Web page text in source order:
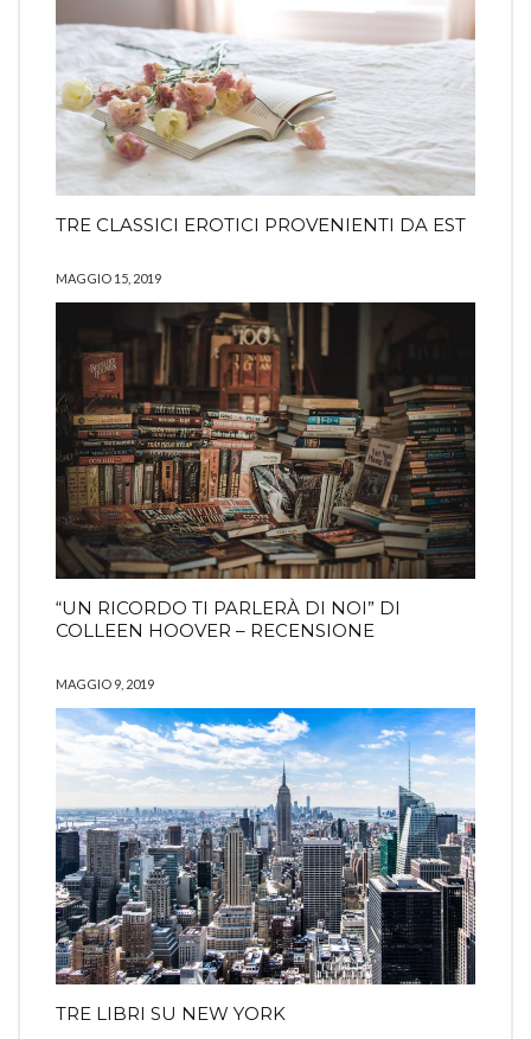
TRE CLASSICI EROTICI PROVENIENTI DA EST
MAGGIO 15, 2019
“UN RICORDO TI PARLERÀ DI NOI” DI
COLLEEN HOOVER – RECENSIONE
MAGGIO 9, 2019
TRE LIBRI SU NEW YORK